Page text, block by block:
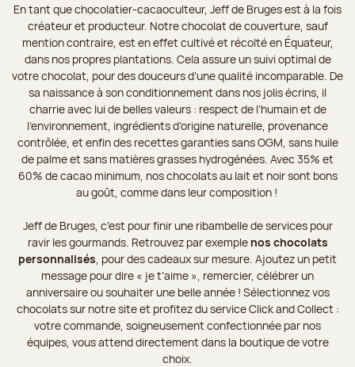
En tant que chocolatier-cacaoculteur, Jeff de Bruges est à la fois
créateur et producteur. Notre chocolat de couverture, sauf
mention contraire, est en effet cultivé et récolté en Équateur,
dans nos propres plantations. Cela assure un suivi optimal de
votre chocolat, pour des douceurs d’une qualité incomparable. De
sa naissance à son conditionnement dans nos jolis écrins, il
charrie avec lui de belles valeurs : respect de l’humain et de
l’environnement, ingrédients d’origine naturelle, provenance
contrôlée, et enfin des recettes garanties sans OGM, sans huile
de palme et sans matières grasses hydrogénées. Avec 35% et
60% de cacao minimum, nos chocolats au lait et noir sont bons
au goût, comme dans leur composition !
Jeff de Bruges, c’est pour finir une ribambelle de services pour
ravir les gourmands. Retrouvez par exemple nos chocolats
personnalisés , pour des cadeaux sur mesure. Ajoutez un petit
message pour dire « je t’aime », remercier, célébrer un
anniversaire ou souhaiter une belle année ! Sélectionnez vos
chocolats sur notre site et profitez du service Click and Collect :
votre commande, soigneusement confectionnée par nos
équipes, vous attend directement dans la boutique de votre
choix.